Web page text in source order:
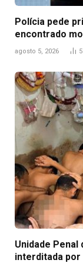
Polícia pede
encontrado
agosto 5, 2026 5
Unidade
interditada